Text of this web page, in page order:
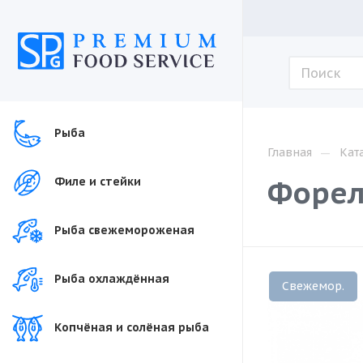
Рыба
Филе и стейки
Рыба свежемороженая
Рыба охлаждённая
Копчёная и солёная рыба
Главная —
Свежемор.